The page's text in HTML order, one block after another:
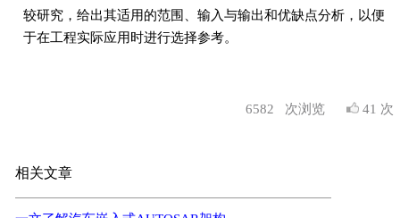
较研究，给出其适用的范围、输入与输出和优缺点分析，以便
于在工程实际应用时进行选择参考。
6582 次浏览 41 次
相关文章